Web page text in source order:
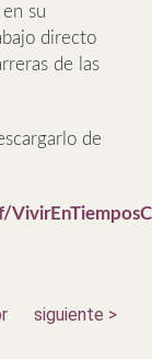
su
directo
de las
de
siguiente >